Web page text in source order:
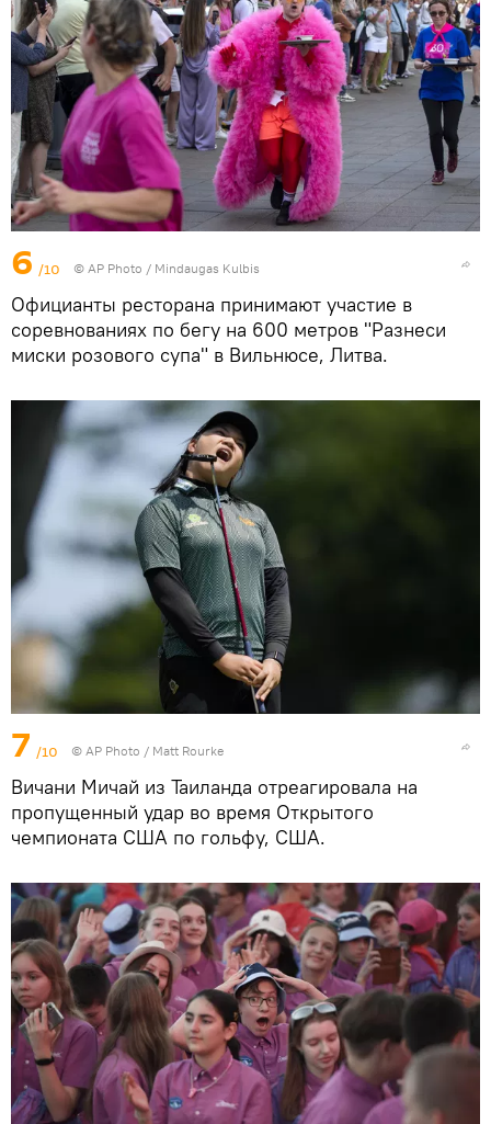
6 /10 © AP Photo / Mindaugas Kulbis
Официанты ресторана принимают участие в
соревнованиях по бегу на 600 метров "Разнеси
миски розового супа" в Вильнюсе, Литва.
7 /10 © AP Photo / Matt Rourke
Вичани Мичай из Таиланда отреагировала на
пропущенный удар во время Открытого
чемпионата США по гольфу, США.